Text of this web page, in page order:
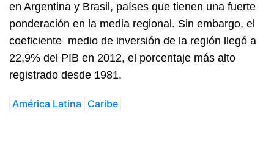
en Argentina y Brasil, países que tienen una fuerte
ponderación en la media regional. Sin embargo, el
coeficiente medio de inversión de la región llegó a
22,9% del PIB en 2012, el porcentaje más alto
registrado desde 1981.
América Latina Caribe